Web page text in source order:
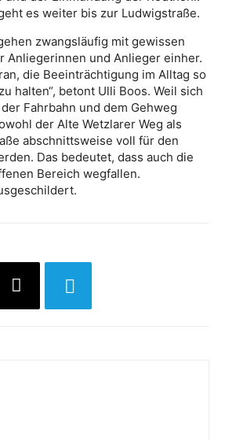
es weiter bis zur Ludwigstraße.
zwangsläufig mit gewissen
Anliegerinnen und Anlieger einher.
die Beeinträchtigung im Alltag so
halten“, betont Ulli Boos. Weil sich
Fahrbahn und dem Gehweg
der Alte Wetzlarer Weg als
abschnittsweise voll für den
Das bedeutet, dass auch die
Bereich wegfallen.